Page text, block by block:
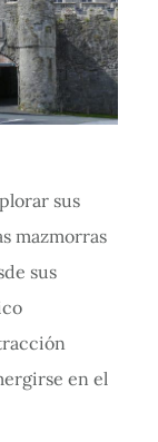
sus
mazmorras
sus
en el